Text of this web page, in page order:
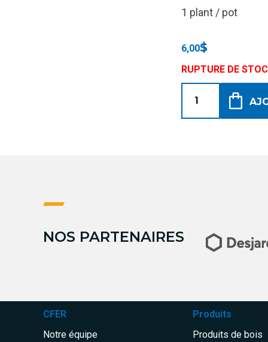
1 plant / pot
6,00$
RUPTURE DE
NOS PARTENAIRES
CFER
Notre équipe
Produits
Produits de bois